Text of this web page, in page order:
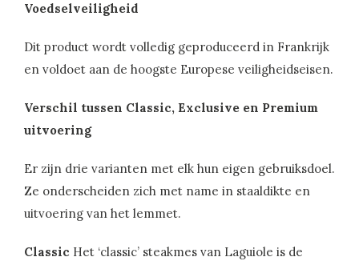
Voedselveiligheid
Dit product wordt volledig geproduceerd in Frankrijk
en voldoet aan de hoogste Europese veiligheidseisen.
Verschil tussen Classic, Exclusive en Premium
uitvoering
Er zijn drie varianten met elk hun eigen gebruiksdoel.
Ze onderscheiden zich met name in staaldikte en
uitvoering van het lemmet.
Classic Het ‘classic’ steakmes van Laguiole is de